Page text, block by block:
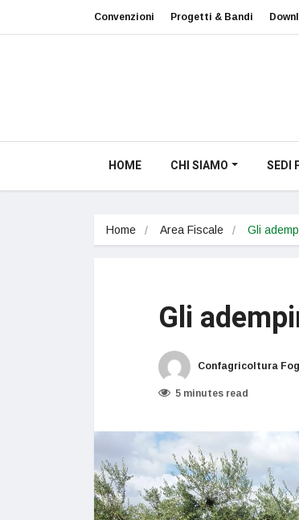
Convenzioni Progetti & Bandi
HOME CHI SIAMO SEDI
Home Area Fiscale Gli
Gli
Confagricoltura
5 minutes read